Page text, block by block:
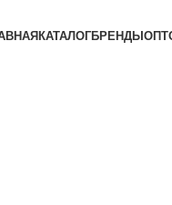
КАТАЛОГБРЕНДЫ